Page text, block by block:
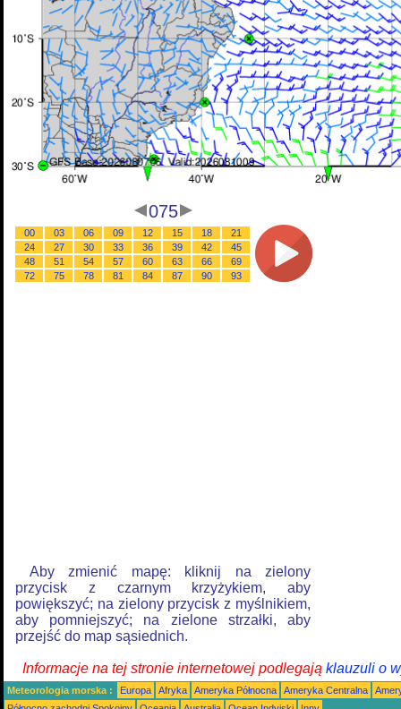
075
00 03 06 09 12 15 18
21
24
27 30 33 36 39 42
45
48
51 54 57 60 63 66
69
72
75 78 81 84 87 90 93
Aby zmienić mapę: kliknij na zielony
przycisk z czarnym krzyżykiem, aby
powiększyć; na zielony przycisk z myślnikiem,
aby pomniejszyć; na zielone strzałki, aby
przejść do map sąsiednich.
Informacje na tej stronie internetowej podlegają klauzuli o
Meteorologia morska : Europa Afryka Ameryka Północna Ameryka Centralna